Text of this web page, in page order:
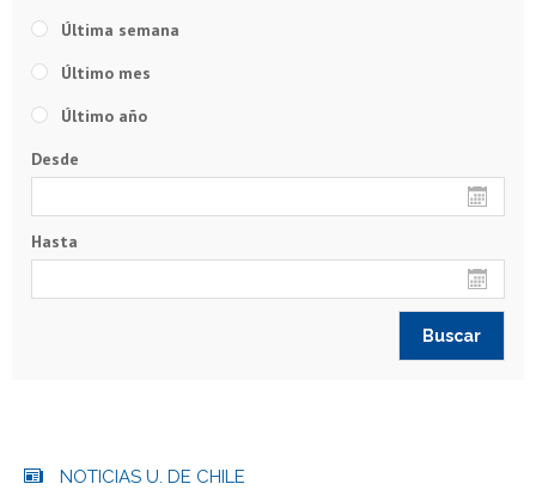
Última semana
Último mes
Último año
Desde
Hasta
NOTICIAS U. DE CHILE